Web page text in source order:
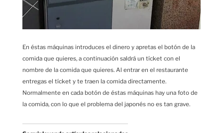
En éstas máquinas introduces el dinero y apretas el botón de la
comida que quieres, a continuación saldrá un tícket con el
nombre de la comida que quieres. Al entrar en el restaurante
entregas el tícket y te traen la comida directamente.
Normalmente en cada botón de éstas máquinas hay una foto de
la comida, con lo que el problema del japonés no es tan grave.